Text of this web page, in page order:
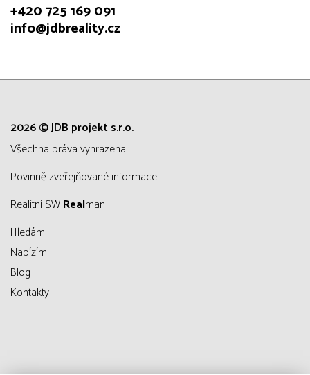
+420 725 169 091
info@jdbreality.cz
2026 © JDB projekt s.r.o.
všechna práva vyhrazena
Povinně zveřejňované informace
Realitní SWRealman
Hledám
Nabízím
Blog
Kontakty